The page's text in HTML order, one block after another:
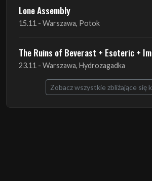
Lone Assembly
15.11 - Warszawa, Potok
The Ruins of Beverast + Esoteric +
23.11 - Warszawa, Hydrozagadka
Zobacz wszystkie zbliżające się